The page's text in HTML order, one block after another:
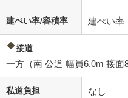
建ぺい率/容積率 建ぺい率
接道
一方（南 公道 幅員6.0m 接面
私道負担 なし